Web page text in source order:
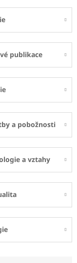
publikace
a pobožnosti
a vztahy